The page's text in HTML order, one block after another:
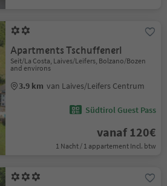
Apartments Tschuffenerl
Seit/La Costa, Laives/Leifers, Bolzano/Bozen
and environs
3.9 km van Laives/Leifers Centrum
Südtirol Guest Pass
vanaf 120€
1 Nacht / 1 appartement Incl. btw